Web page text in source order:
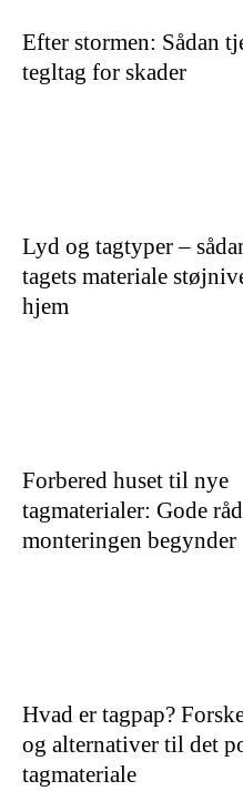
Efter stormen: Sådan
tegltag for skader
Lyd og tagtyper –
tagets materiale
hjem
Forbered huset til nye
tagmaterialer: Gode
monteringen begynder
Hvad er tagpap?
og alternativer til det
tagmateriale